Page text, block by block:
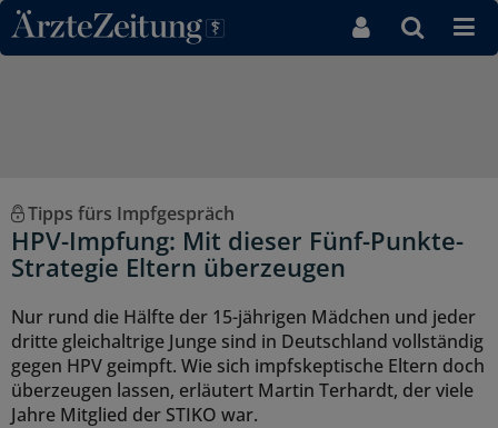
Direkt zum Inhaltsbereich
Tipps fürs Impfgespräch
HPV-Impfung: Mit dieser Fünf-Punkte-
Strategie Eltern überzeugen
Nur rund die Hälfte der 15-jährigen Mädchen und jeder
dritte gleichaltrige Junge sind in Deutschland vollständig
gegen HPV geimpft. Wie sich impfskeptische Eltern doch
überzeugen lassen, erläutert Martin Terhardt, der viele
Jahre Mitglied der STIKO war.